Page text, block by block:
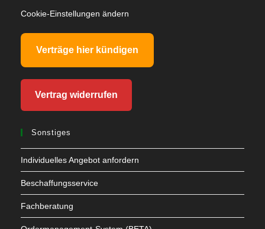
Cookie-Einstellungen ändern
Verträge hier kündigen
Vertrag widerrufen
Sonstiges
Individuelles Angebot anfordern
Beschaffungsservice
Fachberatung